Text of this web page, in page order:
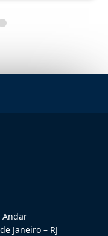
Andar
Janeiro – RJ